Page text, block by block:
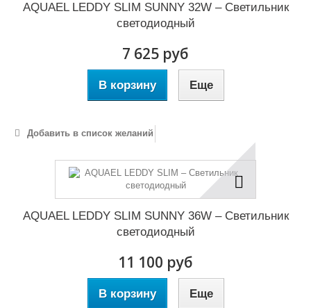
AQUAEL LEDDY SLIM SUNNY 32W – Светильник
светодиодный
7 625 руб
В корзину Еще
Добавить в список желаний
AQUAEL LEDDY SLIM SUNNY 36W – Светильник
светодиодный
11 100 руб
В корзину Еще